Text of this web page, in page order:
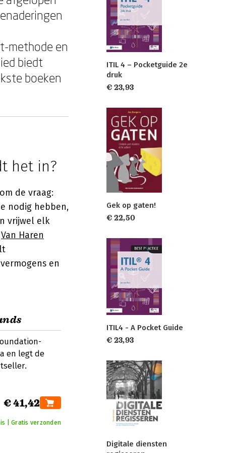
methode en
biedt
boeken
het in?
de vraag:
nodig hebben,
vrijwel elk
Van Haren
en
en legt de
€ 41,42
| Gratis verzonden
ITIL 4 – Pocketguide 2e
druk
€ 23,93
Gek op gaten!
€ 22,50
ITIL4 - A Pocket Guide
€ 23,93
Digitale diensten